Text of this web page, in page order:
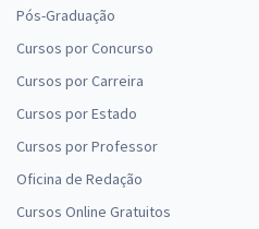
Pós-Graduação
Cursos por Concurso
Cursos por Carreira
Cursos por Estado
Cursos por Professor
Oficina de Redação
Cursos Online Gratuitos